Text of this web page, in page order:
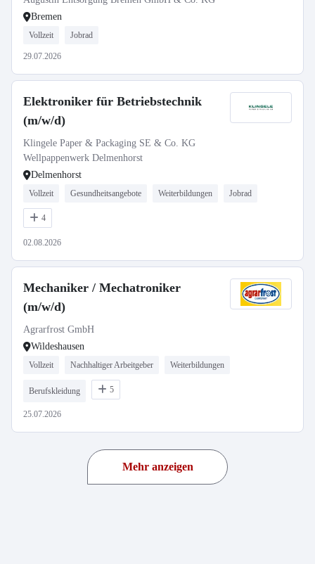
Bremen
Vollzeit Jobrad
29.07.2026
Elektroniker für Betriebstechnik
(m/w/d)
Klingele Paper & Packaging SE & Co. KG
Wellpappenwerk Delmenhorst
Delmenhorst
Vollzeit Gesundheitsangebote Weiterbildungen Jobrad
4
02.08.2026
Mechaniker / Mechatroniker
(m/w/d)
Agrarfrost GmbH
Wildeshausen
Vollzeit Nachhaltiger Arbeitgeber Weiterbildungen
Berufskleidung 5
25.07.2026
Mehr anzeigen